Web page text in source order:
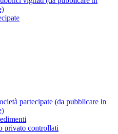
partecipate (da pubblicare in
privato controllati